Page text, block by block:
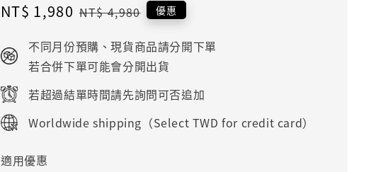
Sale
NT$ 1,980 Regular
NT$ 4,980 優惠
不同月份預購、現貨商品請分開下單
若合併下單可能會分開出貨
若超過結單時間請先詢問可否追加
Worldwide shipping（Select TWD for credit card）
適用優惠